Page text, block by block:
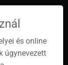
de
és online
úgynevezett